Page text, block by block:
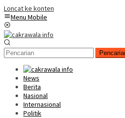
Loncat ke konten
Menu Mobile
News
Berita
Nasional
Internasional
Politik